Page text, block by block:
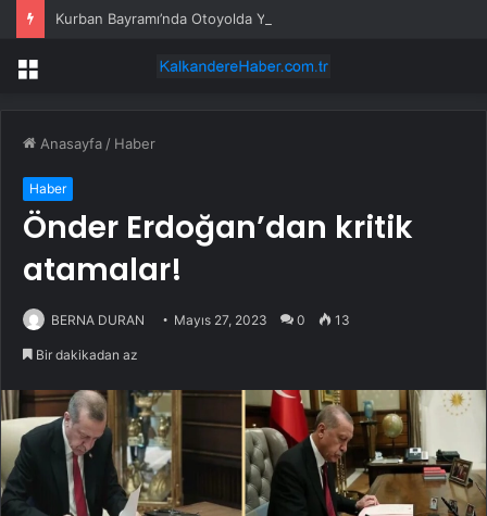
Kurban Bayramı’nda Otoyolda Yoğunluk
Menü
Anasayfa / Haber
Haber
Önder Erdoğan’dan kritik
atamalar!
BERNA DURAN Mayıs 27, 2023 0 13
Bir dakikadan az